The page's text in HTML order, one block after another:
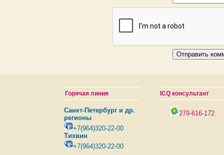
Горячая линия
Санкт-Петербург и др.
регионы
+7(964)320-22-00
Тихвин
+7(964)320-22-00
ICQ консультант
279-616-172